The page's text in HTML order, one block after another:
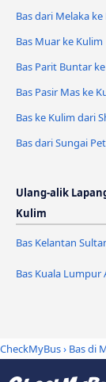
Bas dari Melaka ke
Bas Muar ke Kulim
Bas Parit Buntar
Bas Pasir Mas ke
Bas ke Kulim dari
Bas dari Sungai
Ulang-alik
Kulim
Bas Kelantan
Bas Kuala
CheckMyBus› Bas di